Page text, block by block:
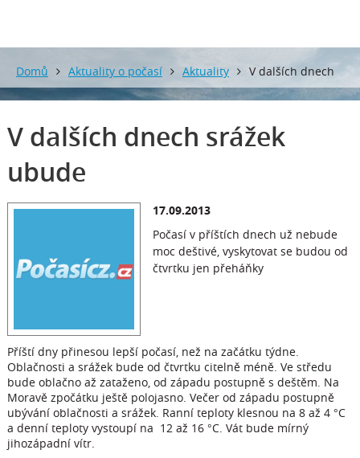
Domů Aktuality o počasí Aktuality V dalších dnech
srážek ubude
V dalších dnech srážek
ubude
17.09.2013
Počasí v příštích dnech už nebude
moc deštivé, vyskytovat se budou od
čtvrtku jen přeháňky
Příští dny přinesou lepší počasí, než na začátku týdne.
Oblačnosti a srážek bude od čtvrtku citelně méně. Ve středu
bude oblačno až zataženo, od západu postupně s deštěm. Na
Moravě zpočátku ještě polojasno. Večer od západu postupně
ubývání oblačnosti a srážek. Ranní teploty klesnou na 8 až 4 °C
a denní teploty vystoupí na 12 až 16 °C. Vát bude mírný
jihozápadní vítr.